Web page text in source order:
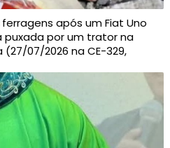
após um Fiat Uno
puxada por um trator na
07/2026 na CE-329,